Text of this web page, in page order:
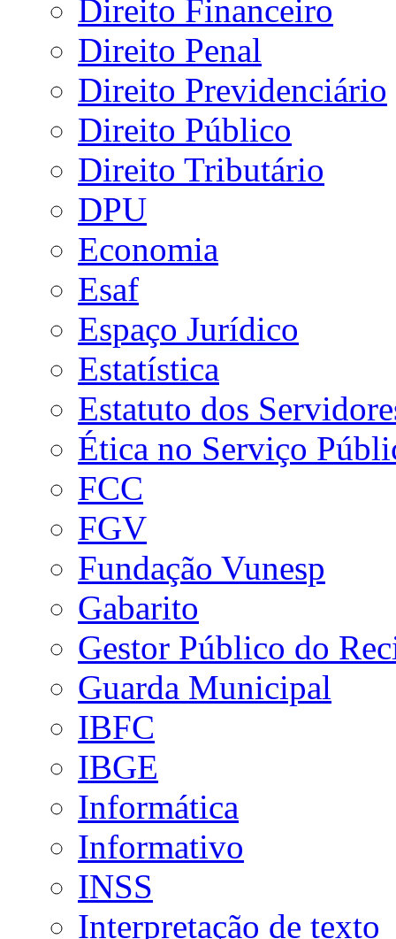
Direito Financeiro
Direito Penal
Direito Previdenciário
Direito Público
Direito Tributário
DPU
Economia
Esaf
Espaço Jurídico
Estatística
Estatuto dos
Ética no Serviço
FCC
FGV
Fundação Vunesp
Gabarito
Gestor Público do
Guarda Municipal
IBFC
IBGE
Informática
Informativo
INSS
Interpretação de texto